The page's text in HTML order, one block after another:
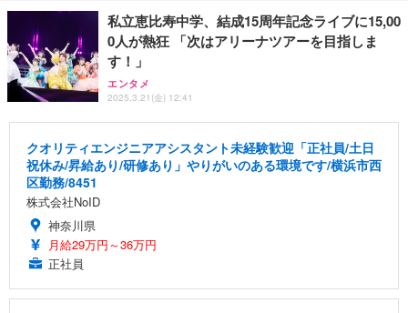
私立恵比寿中学、結成15周年記念ライブに15,00
0人が熱狂 「次はアリーナツアーを目指しま
す！」
エンタメ
2025.3.21(金) 12:41
クオリティエンジニアアシスタント未経験歓迎「正社員/土日
祝休み/昇給あり/研修あり」やりがいのある環境です/横浜市西
区勤務/8451
株式会社NoID
神奈川県
月給29万円～36万円
正社員